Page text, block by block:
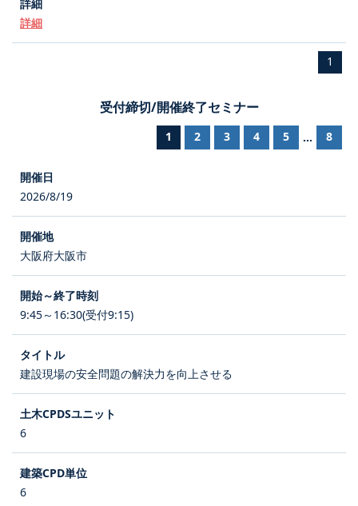
詳細
1
受付締切/開催終了セミナー
1 2 3 4 5 ... 8
2026/8/19
大阪府大阪市
9:45～16:30(受付9:15)
建設現場の安全問題の解決力を向上させる
6
6